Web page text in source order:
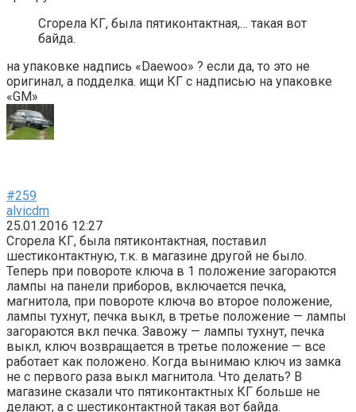
Сгорела КГ, была пятиконтактная,… такая вот
байда.
на упаковке надпись «Daewoo» ? если да, то это не
оригинал, а подделка. ищи КГ с надписью на упаковке
«GM»
#259
alvicdm
25.01.2016 12:27
Сгорела КГ, была пятиконтактная, поставил
шестиконтактную, т.к. в магазине другой не было.
Теперь при повороте ключа в 1 положение загораются
лампы на панели приборов, включается печка,
магнитола, при повороте ключа во второе положение,
лампы тухнут, печка выкл, в третье положение — лампы
загораются вкл печка. Завожу — лампы тухнут, печка
выкл, ключ возвращается в третье положение — все
работает как положено. Когда вынимаю ключ из замка
не с первого раза выкл магнитола. Что делать? В
магазине сказали что пятиконтактных КГ больше не
делают, а с шестиконтактной такая вот байда.